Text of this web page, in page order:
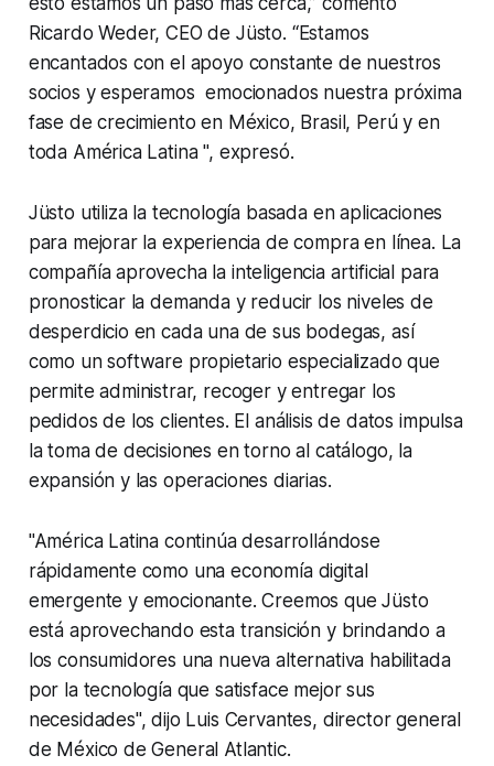
Ricardo Weder, CEO de Jüsto. “Estamos
encantados con el apoyo constante de nuestros
socios y esperamos emocionados nuestra próxima
fase de crecimiento en México, Brasil, Perú y en
toda América Latina ", expresó.
Jüsto utiliza la tecnología basada en aplicaciones
para mejorar la experiencia de compra en línea. La
compañía aprovecha la inteligencia artificial para
pronosticar la demanda y reducir los niveles de
desperdicio en cada una de sus bodegas, así
como un software propietario especializado que
permite administrar, recoger y entregar los
pedidos de los clientes. El análisis de datos impulsa
la toma de decisiones en torno al catálogo, la
expansión y las operaciones diarias.
"América Latina continúa desarrollándose
rápidamente como una economía digital
emergente y emocionante. Creemos que Jüsto
está aprovechando esta transición y brindando a
los consumidores una nueva alternativa habilitada
por la tecnología que satisface mejor sus
necesidades", dijo Luis Cervantes, director general
de México de General Atlantic.